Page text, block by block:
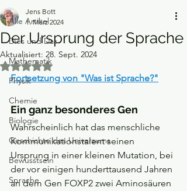
Alle Artikel
Dies und Das
Mathematik
Physik
Chemie
Biologie
Geschichte des Universums
Bewusstsein
Sprache
Der Ursprung der Sprache
Jens Bott
1. März 2024
Aktualisiert: 28. Sept. 2024
Mit NaN von 5 Sternen bewertet.
Fortsetzung von "Was ist Sprache?"
Ein ganz besonderes Gen
Wahrscheinlich hat das menschliche
Kommunikationstalent seinen
Ursprung in einer kleinen Mutation, bei
der vor einigen hunderttausend Jahren
an dem Gen FOXP2 zwei Aminosäuren